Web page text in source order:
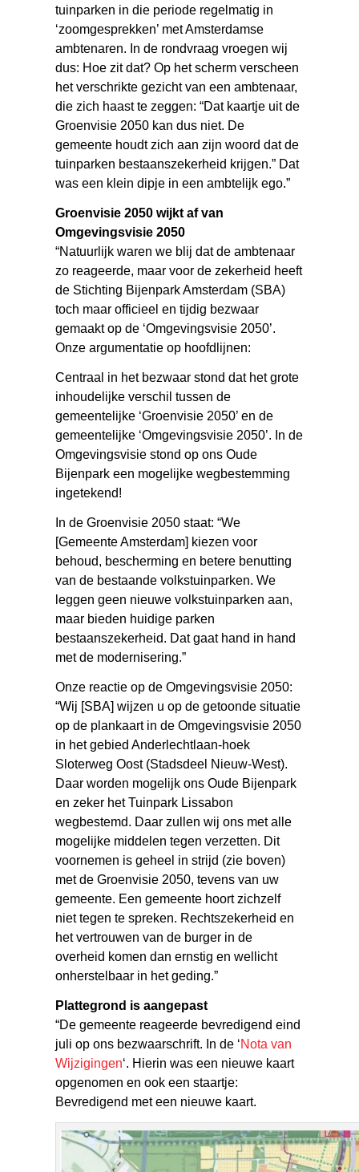
tuinparken in die periode regelmatig in
‘zoomgesprekken’ met Amsterdamse
ambtenaren. In de rondvraag vroegen wij
dus: Hoe zit dat? Op het scherm verscheen
het verschrikte gezicht van een ambtenaar,
die zich haast te zeggen: “Dat kaartje uit de
Groenvisie 2050 kan dus niet. De
gemeente houdt zich aan zijn woord dat de
tuinparken bestaanszekerheid krijgen.” Dat
was een klein dipje in een ambtelijk ego.”
Groenvisie 2050 wijkt af van
Omgevingsvisie 2050
“Natuurlijk waren we blij dat de ambtenaar
zo reageerde, maar voor de zekerheid heeft
de Stichting Bijenpark Amsterdam (SBA)
toch maar officieel en tijdig bezwaar
gemaakt op de ‘Omgevingsvisie 2050’.
Onze argumentatie op hoofdlijnen:
Centraal in het bezwaar stond dat het grote
inhoudelijke verschil tussen de
gemeentelijke ‘Groenvisie 2050’ en de
gemeentelijke ‘Omgevingsvisie 2050’. In de
Omgevingsvisie stond op ons Oude
Bijenpark een mogelijke wegbestemming
ingetekend!
In de Groenvisie 2050 staat: “We
[Gemeente Amsterdam] kiezen voor
behoud, bescherming en betere benutting
van de bestaande volkstuinparken. We
leggen geen nieuwe volkstuinparken aan,
maar bieden huidige parken
bestaanszekerheid. Dat gaat hand in hand
met de modernisering.”
Onze reactie op de Omgevingsvisie 2050:
“Wij [SBA] wijzen u op de getoonde situatie
op de plankaart in de Omgevingsvisie 2050
in het gebied Anderlechtlaan-hoek
Sloterweg Oost (Stadsdeel Nieuw-West).
Daar worden mogelijk ons Oude Bijenpark
en zeker het Tuinpark Lissabon
wegbestemd. Daar zullen wij ons met alle
mogelijke middelen tegen verzetten. Dit
voornemen is geheel in strijd (zie boven)
met de Groenvisie 2050, tevens van uw
gemeente. Een gemeente hoort zichzelf
niet tegen te spreken. Rechtszekerheid en
het vertrouwen van de burger in de
overheid komen dan ernstig en wellicht
onherstelbaar in het geding.”
Plattegrond is aangepast
“De gemeente reageerde bevredigend eind
juli op ons bezwaarschrift. In de ‘Nota van
Wijzigingen‘. Hierin was een nieuwe kaart
opgenomen en ook een staartje:
Bevredigend met een nieuwe kaart.